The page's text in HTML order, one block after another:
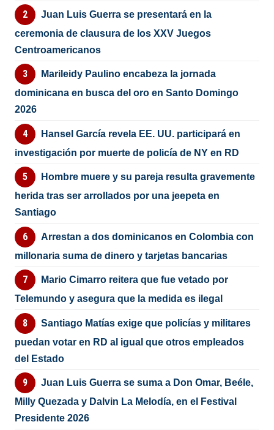
Juan Luis Guerra se presentará en la
ceremonia de clausura de los XXV Juegos
Centroamericanos
Marileidy Paulino encabeza la jornada
dominicana en busca del oro en Santo Domingo
2026
Hansel García revela EE. UU. participará en
investigación por muerte de policía de NY en RD
Hombre muere y su pareja resulta gravemente
herida tras ser arrollados por una jeepeta en
Santiago
Arrestan a dos dominicanos en Colombia con
millonaria suma de dinero y tarjetas bancarias
Mario Cimarro reitera que fue vetado por
Telemundo y asegura que la medida es ilegal
Santiago Matías exige que policías y militares
puedan votar en RD al igual que otros empleados
del Estado
Juan Luis Guerra se suma a Don Omar, Beéle,
Milly Quezada y Dalvin La Melodía, en el Festival
Presidente 2026